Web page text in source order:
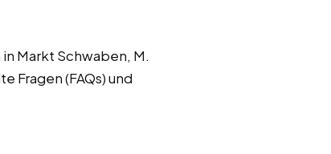
Markt Schwaben, M.
Fragen (FAQs) und